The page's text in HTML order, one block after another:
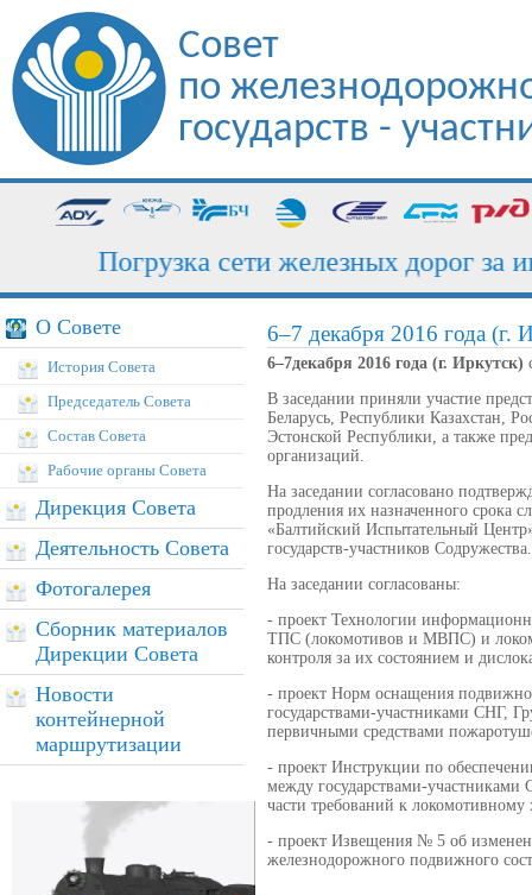
Совет
по
государств -
Погрузка сети железных дорог за
О Совете
История Совета
Председатель Совета
Состав Совета
Рабочие органы Совета
Дирекция Совета
Деятельность Совета
Фотогалерея
Сборник материалов
Дирекции Совета
Новости
контейнерной
маршрутизации
6–7 декабря 2016 года (г.
6–7декабря 2016 года (г. Иркутск)
В заседании приняли участие
Беларусь, Республики Казахстан,
Эстонской Республики, а также
организаций.
На заседании согласовано
продления их назначенного срока
«Балтийский Испытательный
государств-участников Содружества.
На заседании согласованы:
- проект Технологии
ТПС (локомотивов и МВПС) и
контроля за их состоянием и
- проект Норм оснащения
государствами-участниками СНГ,
первичными средствами
- проект Инструкции по
между государствами-
части требований к локомотивному
- проект Извещения № 5 об
железнодорожного подвижного